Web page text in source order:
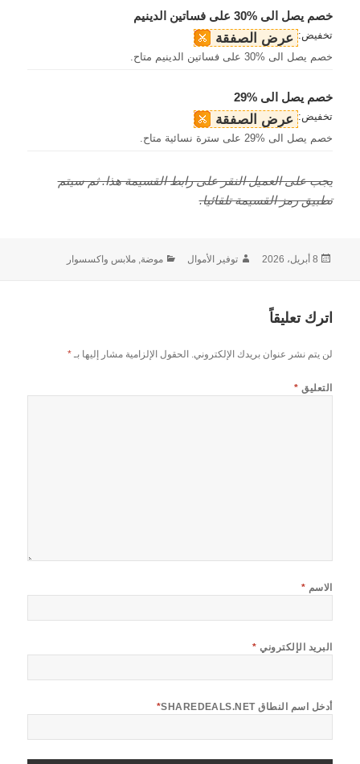
خصم يصل الى %30 على فساتين الدينيم
تخفيض: عرض الصفقة
خصم يصل الى %30 على فساتين الدينيم متاح.
خصم يصل الى %29
تخفيض: عرض الصفقة
خصم يصل الى %29 على سترة نسائية متاح.
يجب على العميل النقر على رابط القسيمة هذا. ثم سيتم
تطبيق رمز القسيمة تلقائيا.
نُشرت
8 أبريل، 2026 الكاتب
توفير الأموال التصنيفات
موضة, ملابس واكسسوار
اترك تعليقاً
لن يتم نشر عنوان بريدك الإلكتروني. الحقول الإلزامية مشار إليها بـ*
التعليق *
الاسم *
البريد الإلكتروني *
أدخل اسم النطاق SHAREDEALS.NET *